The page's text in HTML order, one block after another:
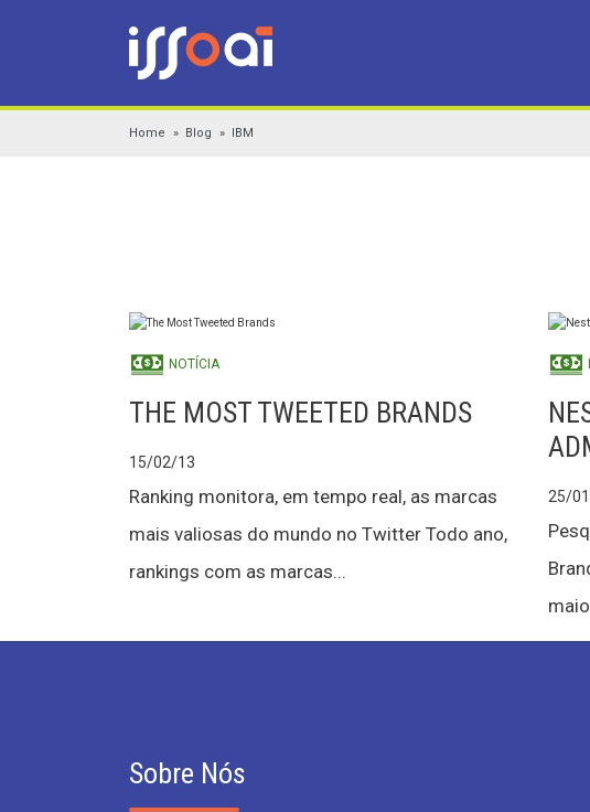
Home Blog IBM
NOTÍCIA
THE MOST TWEETED BRANDS
15/02/13
Ranking monitora, em tempo real, as marcas
mais valiosas do mundo no Twitter Todo ano,
rankings com as marcas...
25/
Sobre Nós